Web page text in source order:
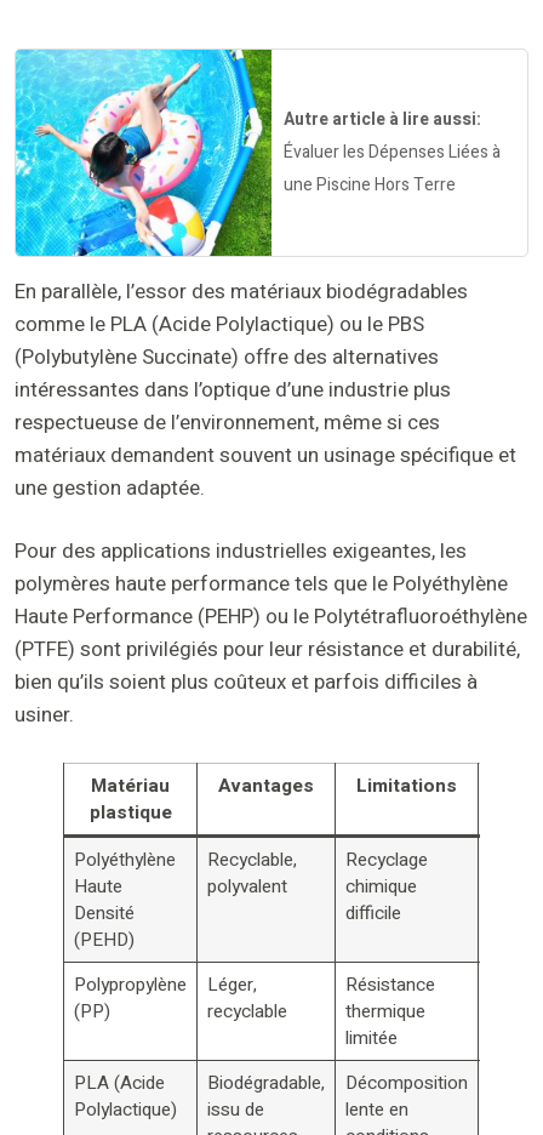
Autre article à lire aussi:
Évaluer les Dépenses Liées à
une Piscine Hors Terre
En parallèle, l’essor des matériaux biodégradables
comme le PLA (Acide Polylactique) ou le PBS
(Polybutylène Succinate) offre des alternatives
intéressantes dans l’optique d’une industrie plus
respectueuse de l’environnement, même si ces
matériaux demandent souvent un usinage spécifique et
une gestion adaptée.
Pour des applications industrielles exigeantes, les
polymères haute performance tels que le Polyéthylène
Haute Performance (PEHP) ou le Polytétrafluoroéthylène
(PTFE) sont privilégiés pour leur résistance et durabilité,
bien qu’ils soient plus coûteux et parfois difficiles à
usiner.
Matériau
plastique
Avantages Limitations
Polyéthylène
Haute
Densité
(PEHD)
Recyclable,
polyvalent
Recyclage
chimique
difficile
Polypropylène
(PP)
Léger,
recyclable
Résistance
thermique
limitée
PLA (Acide
Polylactique)
Biodégradable,
issu de
Décomposition
lente en